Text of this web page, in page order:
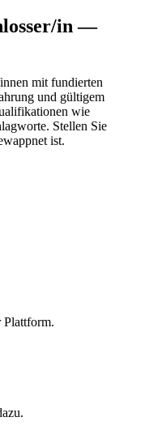
in—
mit fundierten
und gültigem
wie
Stellen Sie
ist.
Plattform.